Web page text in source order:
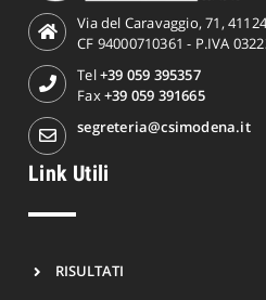
Via del Caravaggio, 71,
CF 94000710361 - P.IVA
Tel+39 059 395357
Fax+39 059 391665
segreteria@csimodena.it
Link Utili
RISULTATI